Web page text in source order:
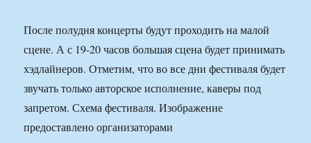
После полудня концерты будут проходить на малой
сцене. А с 19-20 часов большая сцена будет принимать
хэдлайнеров. Отметим, что во все дни фестиваля будет
звучать только авторское исполнение, каверы под
запретом. Схема фестиваля. Изображение
предоставлено организаторами